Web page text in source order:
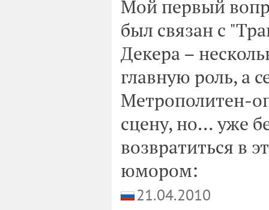
Мой первый
был связан с
Декера –
главную роль, а
Метрополитен-
сцену, но… уже
возвратиться в
юмором:
21.04.2010